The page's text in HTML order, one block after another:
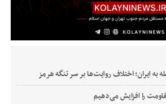
به ایران؛ اختلاف روایت‌ها بر سر تنگه هرمز
را افزایش می‌دهیم